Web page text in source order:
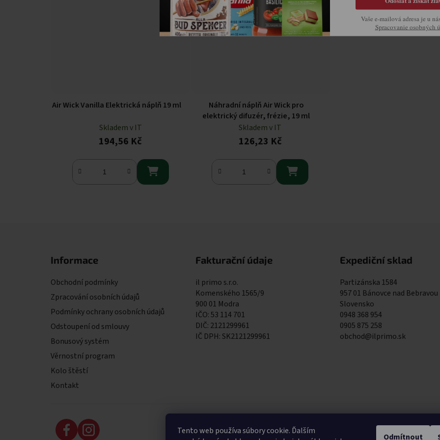
Tento web používa súbory cookie. Ďalším
Odmítnout
Air Wick Vanilla Elektrická náplň 19 ml
Skladem v IT
194,56 Kč

Náhradní náplň Air Wick pro
elektrický difuzér, frézie, 19 ml
Skladem v IT
126,23 Kč

Informace
Obchodní podmínky
Zpracování osobních údajů
Podmínky ochrany osobních údajů
Odstoupení od smlouvy
Bonusový systém
Věrnostní program
Kolo štěstí
Kontakt
Fakturační údaje
il primo s.r.o.
Komenského 1565/9
900 01 Modra
IČO: 53 114 701
DIČ: 2121299961
IČ DPH: SK2121299961
Expediční sklad
Partizánska 1584
957 01 Bánovce nad Bebravou
Slovensko
0948 368 954
0905 875 258
obchod@ilprimo.sk
0948 368
Vaše e-mailová adresa je u
Spracovanie osobných